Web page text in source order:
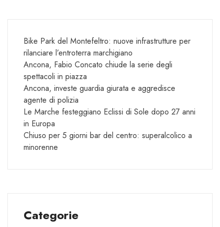
Bike Park del Montefeltro: nuove infrastrutture per
rilanciare l’entroterra marchigiano
Ancona, Fabio Concato chiude la serie degli
spettacoli in piazza
Ancona, investe guardia giurata e aggredisce
agente di polizia
Le Marche festeggiano Eclissi di Sole dopo 27 anni
in Europa
Chiuso per 5 giorni bar del centro: superalcolico a
minorenne
Categorie